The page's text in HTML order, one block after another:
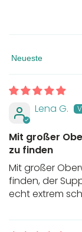
Sort by
Lena G.
Mit großer
zu finden
Mit großer
finden, der
echt extrem